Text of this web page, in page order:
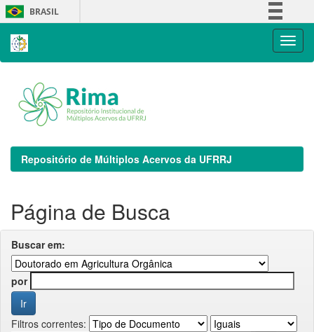
Skip
navigation
BRASIL
Repositório de Múltiplos Acervos da UFRRJ
Página de Busca
Buscar em:
por
Filtros correntes: